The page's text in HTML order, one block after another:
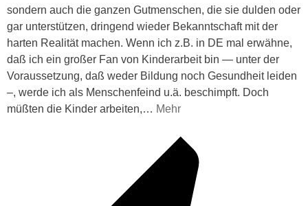
sondern auch die ganzen Gutmenschen, die sie dulden oder
gar unterstützen, dringend wieder Bekanntschaft mit der
harten Realität machen. Wenn ich z.B. in DE mal erwähne,
daß ich ein großer Fan von Kinderarbeit bin — unter der
Voraussetzung, daß weder Bildung noch Gesundheit leiden
–, werde ich als Menschenfeind u.ä. beschimpft. Doch
müßten die Kinder arbeiten,… Mehr